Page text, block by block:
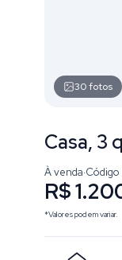
30fotos
Casa, 3
À venda·Código
R$
*Valores podem variar.